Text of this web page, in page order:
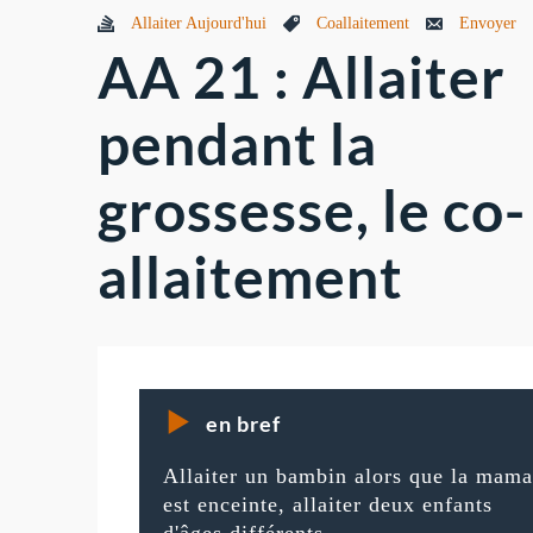
Allaiter Aujourd'hui Coallaitement Envoyer
AA 21 : Allaiter
pendant la
grossesse, le co-
allaitement
en bref
Allaiter un bambin alors que la
est enceinte, allaiter deux enfants